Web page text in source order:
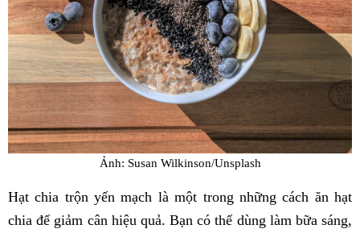
Ảnh: Susan Wilkinson/Unsplash
Hạt chia trộn yến mạch là một trong những cách ăn hạt
chia để giảm cân hiệu quả. Bạn có thể dùng làm bữa sáng,